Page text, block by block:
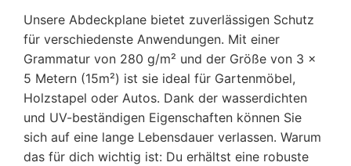
Unsere Abdeckplane bietet zuverlässigen Schutz
für verschiedenste Anwendungen. Mit einer
Grammatur von 280 g/m² und der Größe von 3 x
5 Metern (15m²) ist sie ideal für Gartenmöbel,
Holzstapel oder Autos. Dank der wasserdichten
und UV-beständigen Eigenschaften können Sie
sich auf eine lange Lebensdauer verlassen. Warum
das für dich wichtig ist: Du erhältst eine robuste